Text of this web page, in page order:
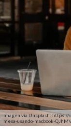
Imagen vía Unsplash: https://
mesa-usando-macbook-